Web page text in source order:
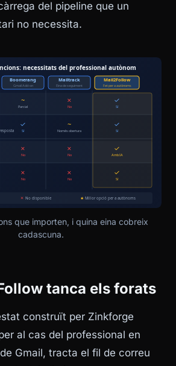
del pipeline que un
no necessita.
que importen, i quina eina cobreix
cadascuna.
tanca els forats
construït per Zinkforge
al cas del professional en
Gmail, tracta el fil de correu